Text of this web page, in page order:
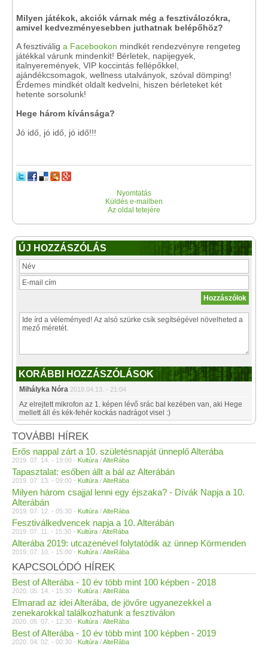
Milyen játékok, akciók várnak még a fesztiválozókra,
amivel kedvezményesebben juthatnak belépőhöz?
A fesztiválig a Facebookon mindkét rendezvényre rengeteg
játékkal várunk mindenkit! Bérletek, napijegyek,
italnyeremények, VIP koccintás fellépőkkel,
ajándékcsomagok, wellness utalványok, szóval dömping!
Érdemes mindkét oldalt kedvelni, hiszen bérleteket két
hetente sorsolunk!
Hege három kívánsága?
Jó idő, jó idő, jó idő!!!
Nyomtatás
Küldés e-mailben
Az oldal tetejére
ÚJ HOZZÁSZÓLÁS
KORÁBBI HOZZÁSZÓLÁSOK
Mihályka Nóra 2018.04.13. - 21:04
Az elrejtett mikrofon az 1. képen lévő srác bal kezében van, aki Hege
mellett áll és kék-fehér kockás nadrágot visel :)
TOVÁBBI HÍREK
Erős nappal zárt a 10. születésnapját ünneplő Alterába
2019. 07. 14. - 19:00 - Kultúra /AlteRába
Tapasztalat: esőben állt a bál az Alterábán
2019. 07. 13. - 09:00 - Kultúra /AlteRába
Milyen három csajjal lenni egy éjszaka? - Dívák Napja a 10.
Alterábán
2019. 07. 12. - 05:30 - Kultúra /AlteRába
Fesztiválkedvencek napja a 10. Alterábán
2019. 07. 11. - 15:30 - Kultúra /AlteRába
Alterába 2019: utcazenével folytatódik az ünnep Körmenden
2019. 07. 10. - 15:00 - Kultúra /AlteRába
KAPCSOLÓDÓ HÍREK
Best of Alterába - 10 év több mint 100 képben - 2018
2020. 05. 14. - 15:30 - Kultúra /AlteRába
Elmarad az idei Alterába, de jövőre ugyanezekkel a
zenekarokkal találkozhatunk a fesztiválon
2020. 05. 07. - 12:30 - Kultúra /AlteRába
Best of Alterába - 10 év több mint 100 képben - 2019
2020. 04. 02. - 00:30 - Kultúra /AlteRába